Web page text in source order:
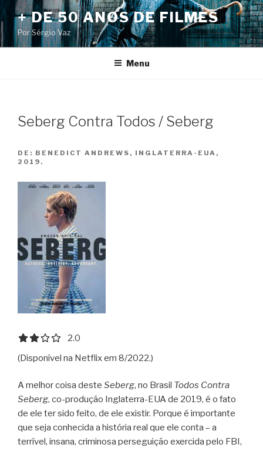
Pular
para
o
conteúdo
+ DE 50 ANOS DE FILMES
Por Sérgio Vaz
Menu
Seberg Contra Todos / Seberg
DE: BENEDICT ANDREWS, INGLATERRA-EUA,
2019.
2.0 out of 5.0 stars
2.0
(Disponível na Netflix em 8/2022.)
A melhor coisa deste Seberg, no Brasil Todos Contra
Seberg, co-produção Inglaterra-EUA de 2019, é o fato
de ele ter sido feito, de ele existir. Porque é importante
que seja conhecida a história real que ele conta – a
terrível, insana, criminosa perseguição exercida pelo FBI,